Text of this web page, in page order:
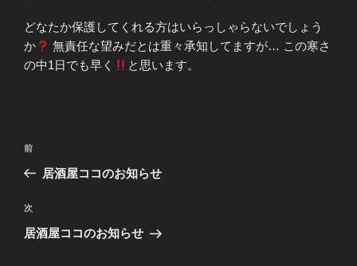
どなたか保護してくれる方はいらっしゃらないでしょう
か
無責任な望みだとは重々承知してますが… この寒さ
の中1日でも早く
と思います。
投
ビ
ゲ
前
の
稿
前
居酒屋ココのお知らせ
次
の
次
居酒屋ココのお知らせ